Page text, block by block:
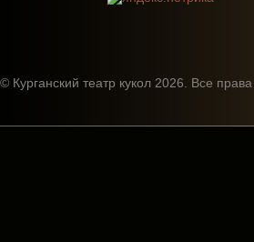
© Курганский театр кукол 2026. Все